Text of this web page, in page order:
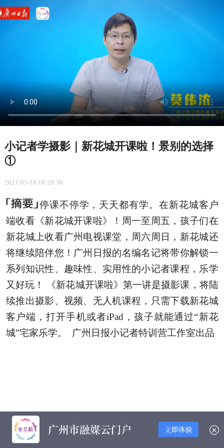
小记者学摄影｜新花城开课啦！景别的选择
①
2021-05-18 16:29:36
停课不停学，天天都有学。在新花城客户
端收看《新花城开课啦》！周一至周五，孩子们在
新花城上收看广州电视课堂，周六周日，新花城还
将继续陪伴您！广州日报的名编名记将带你解锁一
系列知识性、趣味性、实用性的小记者课程，乐学
又好玩！ 《新花城开课啦》第一讲是摄影课，将陆
续推出摄影、视频、无人机课程，只需下载新花城
客户端，打开手机或者iPad，孩子就能通过“新花
城”宅家乐学。 广州日报小记者特训营工作室出品